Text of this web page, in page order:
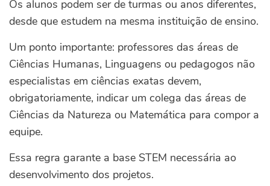
Os alunos podem ser de turmas ou anos diferentes,
desde que estudem na mesma instituição de ensino.
Um ponto importante: professores das áreas de
Ciências Humanas, Linguagens ou pedagogos não
especialistas em ciências exatas devem,
obrigatoriamente, indicar um colega das áreas de
Ciências da Natureza ou Matemática para compor a
equipe.
Essa regra garante a base STEM necessária ao
desenvolvimento dos projetos.